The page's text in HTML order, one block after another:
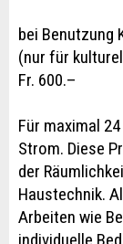
bei Benutzung
(nur für
Fr. 600.–
Für maximal
Strom. Diese
der
Haustechnik.
Arbeiten wie
individuelle